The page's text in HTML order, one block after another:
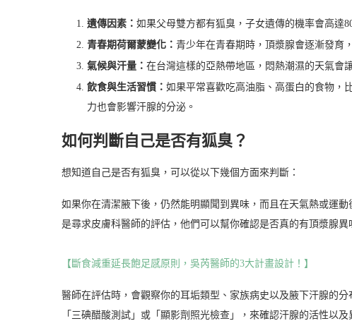
遺傳因素： 如果父母雙方都有狐臭，子女遺傳的機率會高達
青春期荷爾蒙變化： 青少年在青春期時，頂漿腺會逐漸發育
氣候與汗量： 在台灣這樣的亞熱帶地區，悶熱潮濕的天氣會
飲食與生活習慣： 如果平常喜歡吃高油脂、高蛋白的食物，
力也會影響汗腺的分泌。
如何判斷自己是否有狐臭？
想知道自己是否有狐臭，可以從以下幾個方面來判斷：
如果你在清潔腋下後，仍然能明顯聞到異味，而且在天氣熱或運
是尋求皮膚科醫師的評估，他們可以幫你確認是否真的有頂漿腺
【斷食減重延長飽足感原則，吳芮醫師的3大計畫設計！】
醫師在評估時，會觀察你的耳垢類型、家族病史以及腋下汗腺的
「三碘醋酸測試」或「顯影劑照光檢查」，來確認汗腺的活性以及